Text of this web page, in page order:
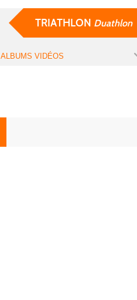
TRIATHLON Duathlon
ALBUMS VIDÉOS